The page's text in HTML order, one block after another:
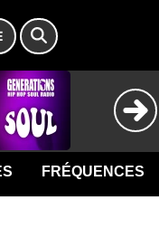
FRÉQUENCES